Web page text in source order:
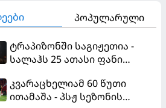
პოპულარული
ტრაპიზონში საგიჟეთია -
სალაჰს 25 ათასი ფანი
კვარაცხელიამ 60 წუთი
ითამაშა - პსჟ სეზონის